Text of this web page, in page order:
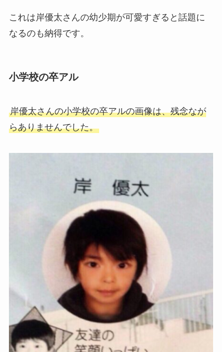
これは岸優太さんの幼少期が可愛すぎると話題に
なるのも納得です。
小学校の卒アル
岸優太さんの小学校の卒アルの画像は、残念なが
らありませんでした。